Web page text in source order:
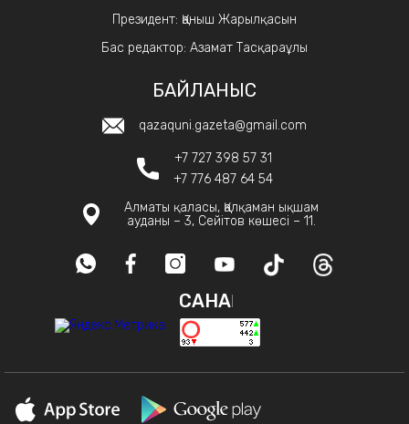
Президент: Қаныш Жарылқасын
Бас редактор: Азамат Тасқараұлы
БАЙЛАНЫС
qazaquni.gazeta@gmail.com
+7 727 398 57 31
+7 776 487 64 54
Алматы қаласы, Қалқаман ықшам
ауданы – 3, Сейітов көшесі – 11.
САНАҚ